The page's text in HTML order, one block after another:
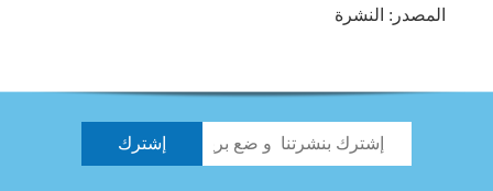
المصدر: النشرة